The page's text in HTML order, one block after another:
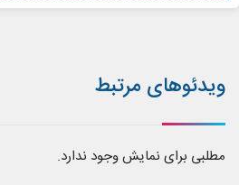
ویدئوهای مرتبط
مطلبی برای نمایش وجود ندارد.